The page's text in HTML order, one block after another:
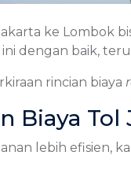
ke Lombok
dengan baik,
rincian biaya
Biaya
lebih efisien,